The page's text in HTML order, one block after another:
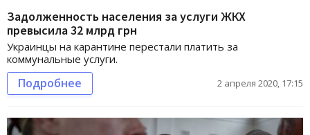
Задолженность населения за услуги ЖКХ
превысила 32 млрд грн
Украинцы на карантине перестали платить за
коммунальные услуги.
Подробнее 2 апреля 2020, 17:15